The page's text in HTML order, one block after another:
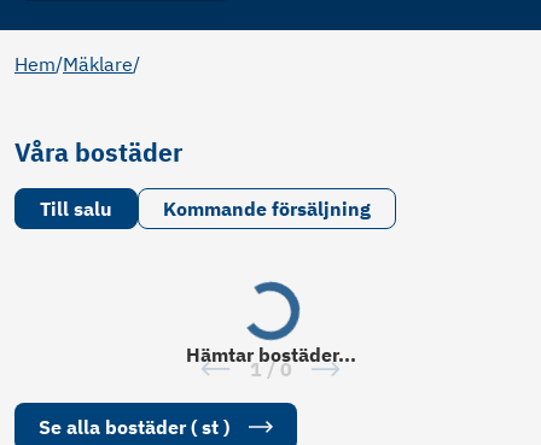
Hem/Mäklare/
Våra bostäder
Till salu Kommande försäljning
Hämtar bostäder...
1/ 0
Se alla bostäder(st )